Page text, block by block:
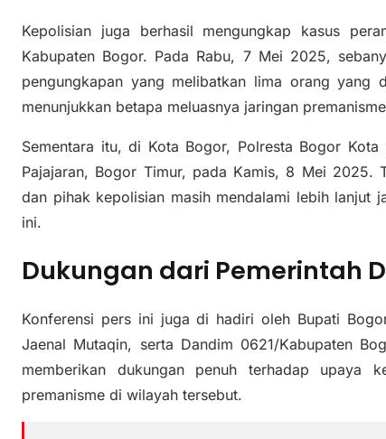
Kepolisian juga berhasil mengungkap kasus
Kabupaten Bogor. Pada Rabu, 7 Mei 2025,
pengungkapan yang melibatkan lima orang yang
menunjukkan betapa meluasnya jaringan
Sementara itu, di Kota Bogor, Polresta Bogor
Pajajaran, Bogor Timur, pada Kamis, 8 Mei 2025.
dan pihak kepolisian masih mendalami lebih lanjut
ini.
Dukungan dari Pemerintah
Konferensi pers ini juga di hadiri oleh Bupati
Jaenal Mutaqin, serta Dandim 0621/Kabupaten
memberikan dukungan penuh terhadap upaya
premanisme di wilayah tersebut.